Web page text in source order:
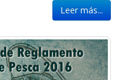
Leer más...